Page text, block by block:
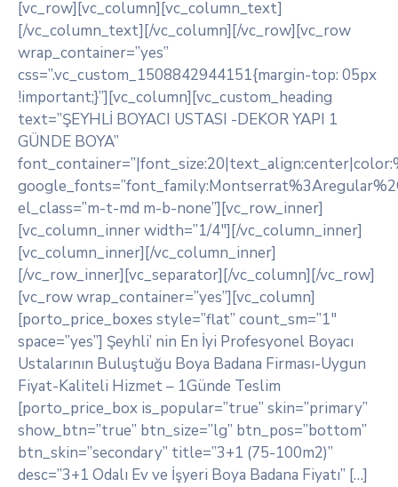
[vc_row][vc_column][vc_column_text]
[/vc_column_text][/vc_column][/vc_row][vc_row
wrap_container=”yes”
css=”.vc_custom_1508842944151{margin-top: 05px
!important;}”][vc_column][vc_custom_heading
text=”ŞEYHLİ BOYACI USTASI -DEKOR YAPI 1
GÜNDE BOYA”
el_class=”m-t-md m-b-none”][vc_row_inner]
[vc_column_inner width=”1/4″][/vc_column_inner]
[vc_column_inner][/vc_column_inner]
[/vc_row_inner][vc_separator][/vc_column][/vc_row]
[vc_row wrap_container=”yes”][vc_column]
[porto_price_boxes style=”flat” count_sm=”1″
space=”yes”] Şeyhli’ nin En İyi Profesyonel Boyacı
Ustalarının Buluştuğu Boya Badana Firması-Uygun
Fiyat-Kaliteli Hizmet – 1Günde Teslim
[porto_price_box is_popular=”true” skin=”primary”
show_btn=”true” btn_size=”lg” btn_pos=”bottom”
btn_skin=”secondary” title=”3+1 (75-100m2)”
desc=”3+1 Odalı Ev ve İşyeri Boya Badana Fiyatı” […]